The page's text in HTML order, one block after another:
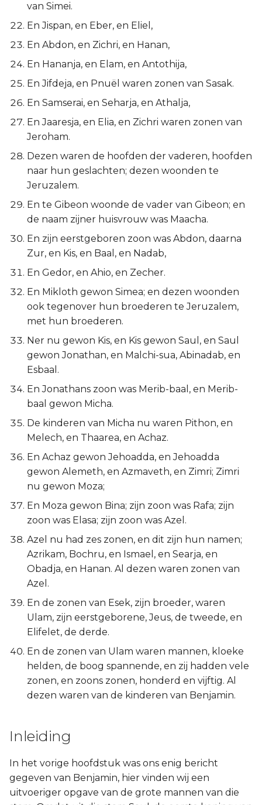
Judas
van Simei.
En Jispan, en Eber, en Eliel,
En Abdon, en Zichri, en Hanan,
En Hananja, en Elam, en Antothija,
En Jifdeja, en Pnuël waren zonen van Sasak.
En Samserai, en Seharja, en Athalja,
En Jaaresja, en Elia, en Zichri waren zonen van
Jeroham.
Dezen waren de hoofden der vaderen, hoofden
naar hun geslachten; dezen woonden te
Jeruzalem.
En te Gibeon woonde de vader van Gibeon; en
de naam zijner huisvrouw was Maacha.
En zijn eerstgeboren zoon was Abdon, daarna
Zur, en Kis, en Baal, en Nadab,
En Gedor, en Ahio, en Zecher.
En Mikloth gewon Simea; en dezen woonden
ook tegenover hun broederen te Jeruzalem,
met hun broederen.
Ner nu gewon Kis, en Kis gewon Saul, en Saul
gewon Jonathan, en Malchi-sua, Abinadab, en
Esbaal.
En Jonathans zoon was Merib-baal, en Merib-
baal gewon Micha.
De kinderen van Micha nu waren Pithon, en
Melech, en Thaarea, en Achaz.
En Achaz gewon Jehoadda, en Jehoadda
gewon Alemeth, en Azmaveth, en Zimri; Zimri
nu gewon Moza;
En Moza gewon Bina; zijn zoon was Rafa; zijn
zoon was Elasa; zijn zoon was Azel.
Azel nu had zes zonen, en dit zijn hun namen;
Azrikam, Bochru, en Ismael, en Searja, en
Obadja, en Hanan. Al dezen waren zonen van
Azel.
En de zonen van Esek, zijn broeder, waren
Ulam, zijn eerstgeborene, Jeus, de tweede, en
Elifelet, de derde.
En de zonen van Ulam waren mannen, kloeke
helden, de boog spannende, en zij hadden vele
zonen, en zoons zonen, honderd en vijftig. Al
dezen waren van de kinderen van Benjamin.
Inleiding
In het vorige hoofdstuk was ons enig bericht
gegeven van Benjamin, hier vinden wij een
uitvoeriger opgave van de grote mannen van die